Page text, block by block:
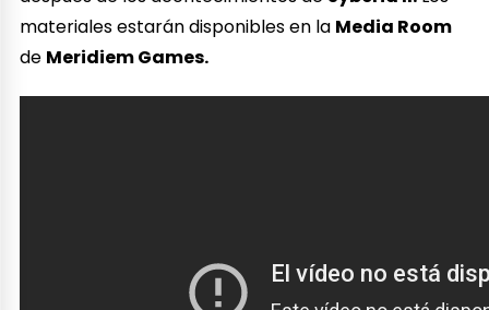
materiales estarán disponibles en la Media Room
de Meridiem Games.